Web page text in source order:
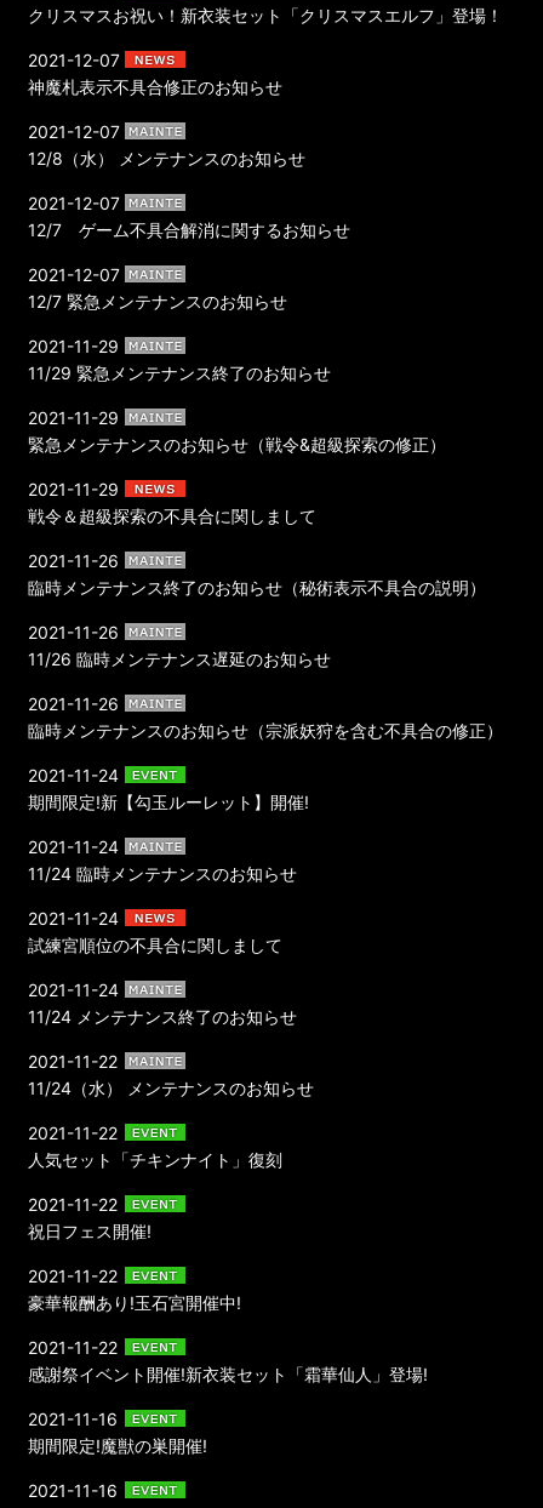
クリスマスお祝い！新衣装セット「クリスマスエルフ」登場！
神魔札表示不具合修正のお知らせ
2021-12-07
12/8（水） メンテナンスのお知らせ
2021-12-07
12/7 ゲーム不具合解消に関するお知らせ
2021-12-07
12/7 緊急メンテナンスのお知らせ
2021-12-07
11/29 緊急メンテナンス終了のお知らせ
2021-11-29
緊急メンテナンスのお知らせ（戦令&超級探索の修正）
2021-11-29
戦令＆超級探索の不具合に関しまして
2021-11-29
臨時メンテナンス終了のお知らせ（秘術表示不具合の説明）
2021-11-26
11/26 臨時メンテナンス遅延のお知らせ
2021-11-26
臨時メンテナンスのお知らせ（宗派妖狩を含む不具合の修正）
2021-11-26
期間限定!新【勾玉ルーレット】開催!
2021-11-24
11/24 臨時メンテナンスのお知らせ
2021-11-24
試練宮順位の不具合に関しまして
2021-11-24
11/24 メンテナンス終了のお知らせ
2021-11-24
11/24（水） メンテナンスのお知らせ
2021-11-22
人気セット「チキンナイト」復刻
2021-11-22
祝日フェス開催!
2021-11-22
豪華報酬あり!玉石宮開催中!
2021-11-22
感謝祭イベント開催!新衣装セット「霜華仙人」登場!
2021-11-22
期間限定!魔獣の巣開催!
2021-11-16
2021-11-16